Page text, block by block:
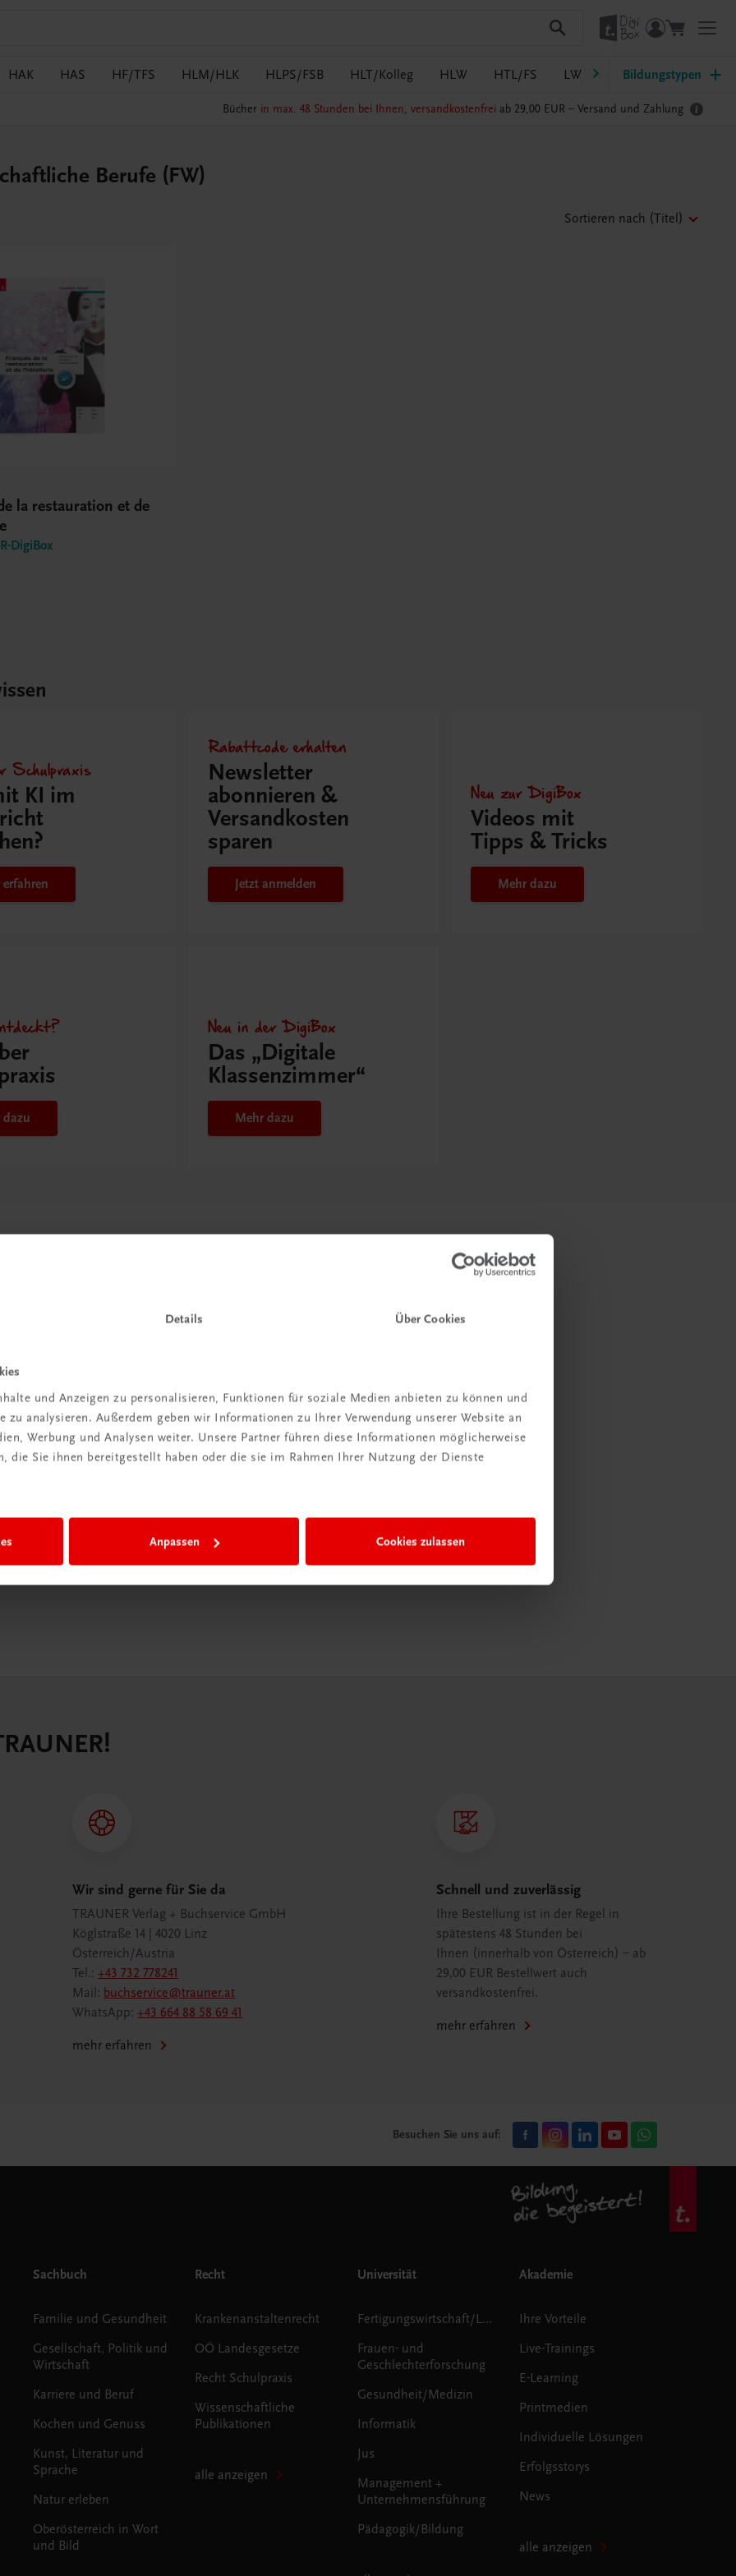
Details Über Cookies
und Anzeigen zu personalisieren, Funktionen für soziale Medien anbieten zu können und
zu analysieren. Außerdem geben wir Informationen zu Ihrer Verwendung unserer Website an
Werbung und Analysen weiter. Unsere Partner führen diese Informationen möglicherweise
die Sie ihnen bereitgestellt haben oder die sie im Rahmen Ihrer Nutzung der Dienste
Anpassen Cookies zulassen
HAK HAS HF/TFS HLM/HLK HLPS/FSB HLT/Kolleg HLW HTL/FS LW/LWBF MS/ASO
Bildungstypen
Bücher in max. 48 Stunden bei Ihnen, versandkostenfrei ab 29,00 EUR – Versand und Zahlung
Berufe (FW)
Sortieren nach (Titel)
la restauration et de
DigiBox
Schulpraxis
KI im
erfahren
Rabattcode erhalten
Newsletter
abonnieren &
Versandkosten
sparen
Jetzt anmelden
Neu zur DigiBox
Videos mit
Tipps & Tricks
Mehr dazu
dazu
Neu in der DigiBox
Das „Digitale
Klassenzimmer“
Mehr dazu
der
eine
Wir sind gerne für Sie da
TRAUNER Verlag + Buchservice GmbH
Köglstraße 14 | 4020 Linz
Österreich/Austria
Tel.:+43 732 778241
Mail: buchservice@trauner.at
WhatsApp:+43 664 88 58 69 41
mehr erfahren
Schnell und zuverlässig
Ihre Bestellung ist in der Regel in
spätestens 48 Stunden bei
Ihnen (innerhalb von Österreich) – ab
29,00 EUR Bestellwert auch
versandkostenfrei.
mehr erfahren
Besuchen Sie uns auf:
Sachbuch
Familie und Gesundheit
Gesellschaft, Politik und
Wirtschaft
Karriere und Beruf
Kochen und Genuss
Kunst, Literatur und
Sprache
Natur erleben
Oberösterreich in Wort
und Bild
Recht
Krankenanstaltenrecht
OÖ Landesgesetze
Recht Schulpraxis
Wissenschaftliche
Publikationen
alle anzeigen
Universität
Fertigungswirtschaft/Logistik
Frauen- und
Geschlechterforschung
Gesundheit/Medizin
Informatik
Jus
Management +
Unternehmensführung
Pädagogik/Bildung
Akademie
Ihre Vorteile
Live-Trainings
E-Learning
Printmedien
Individuelle Lösungen
Erfolgsstorys
News
alle anzeigen